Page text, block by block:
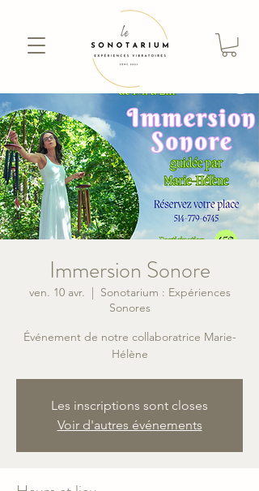
Immersion Sonore
ven. 10 avr.
  |
Sonotarium : Expériences
Sonores
Événement de notre collaboratrice Marie-
Hélène
Les inscriptions sont closes
Voir d'autres événements